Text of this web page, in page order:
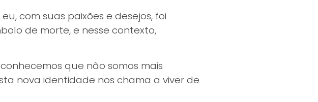
com suas paixões e desejos, foi
de morte, e nesse contexto,
que não somos mais
nova identidade nos chama a viver de